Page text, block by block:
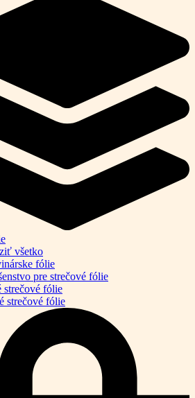
všetko
fólie
pre strečové fólie
strečové fólie
strečové fólie